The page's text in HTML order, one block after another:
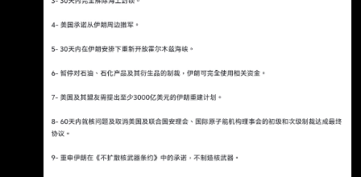
伊朗外交部長阿拉奇（Abbas Araghchi）今天
表示， 與美國達成的協議草案一旦最終敲定，
將以「遠距方式」簽署，這可能「在未來幾天內